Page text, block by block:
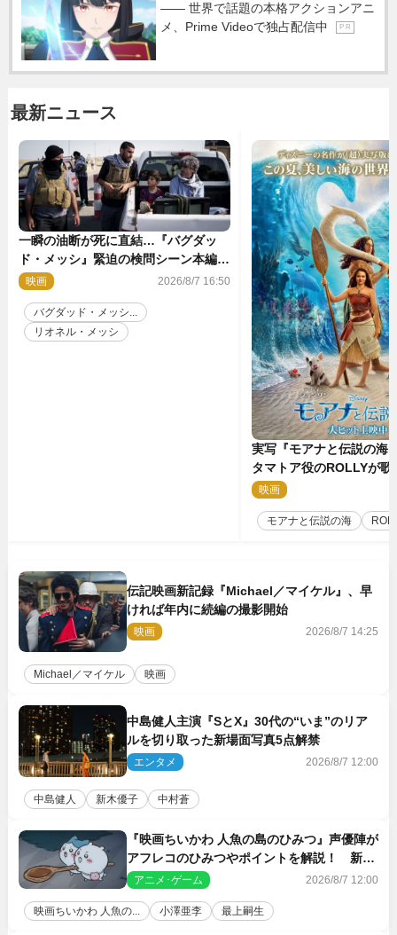
―― 世界で話題の本格アクションアニ
メ、Prime Videoで独占配信中
P R
最新ニュース
一瞬の油断が死に直結…『バグダッ
ド・メッシ』緊迫の検問シーン本編解
禁 監督メッセージも到着
映画 2026/8/7 16:50
バグダッド・メッシ...
リオネル・メッシ
実写『モアナと伝説の海
タマトア役のROLLYが歌
スな劇中歌「シャイニー
映画
モアナと伝説の海
伝記映画新記録『Michael／マイケル』、早
ければ年内に続編の撮影開始
映画 2026/8/7 14:25
Michael／マイケル 映画
中島健人主演『SとX』30代の“いま”のリア
ルを切り取った新場面写真5点解禁
エンタメ 2026/8/7 12:00
中島健人 新木優子 中村蒼
『映画ちいかわ 人魚の島のひみつ』声優陣が
アフレコのひみつやポイントを解説！ 新カ
ットも到着
アニメ･ゲーム 2026/8/7 12:00
映画ちいかわ 人魚の... 小澤亜李 最上嗣生